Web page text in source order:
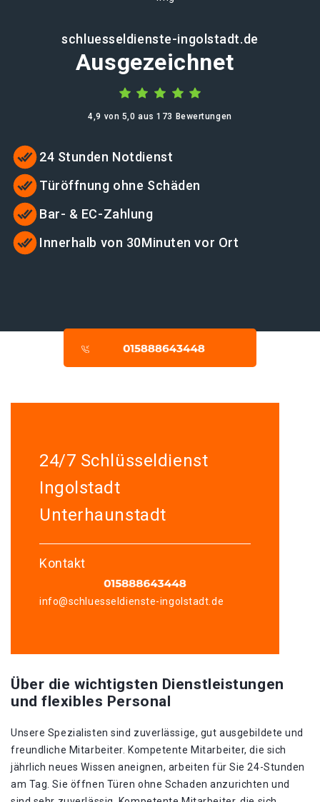
schluesseldienste-ingolstadt.de
Ausgezeichnet
4,9 von 5,0 aus 173 Bewertungen
24 Stunden Notdienst
Türöffnung ohne Schäden
Bar- & EC-Zahlung
Innerhalb von 30Minuten vor Ort
24/7 Schlüsseldienst
Ingolstadt
Unterhaunstadt
Kontakt
info@schluesseldienste-ingolstadt.de
Über die wichtigsten Dienstleistungen
und flexibles Personal
Unsere Spezialisten sind zuverlässige, gut ausgebildete und
freundliche Mitarbeiter. Kompetente Mitarbeiter, die sich
jährlich neues Wissen aneignen, arbeiten für Sie 24-Stunden
am Tag. Sie öffnen Türen ohne Schaden anzurichten und